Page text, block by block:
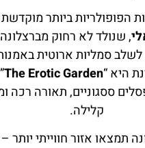
הפופולריות ביותר
, שנולד לא רחוק
סמליות ארוטית
היא “The Erotic Garden
ססגוניים, תאורה רכה
קלילה.
תמצאו אזור חווייתי יותר